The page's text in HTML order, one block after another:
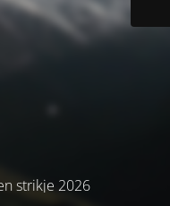
strikje 2026